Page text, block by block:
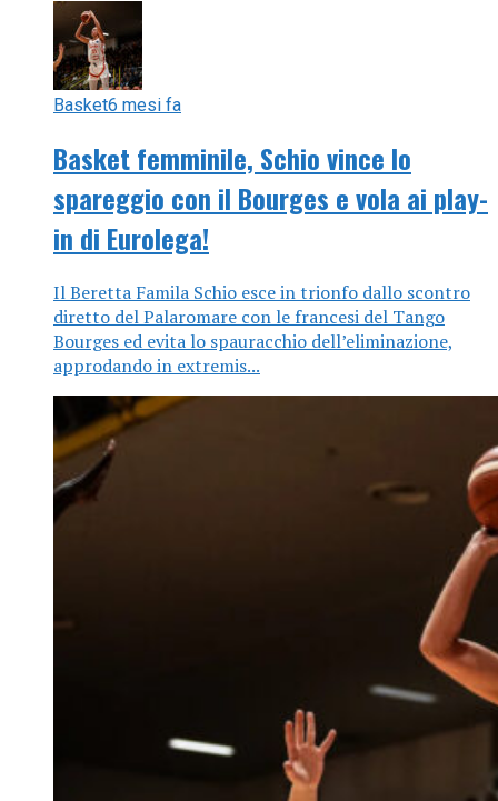
Basket6 mesi fa
Basket femminile, Schio vince lo
spareggio con il Bourges e vola ai play-
in di Eurolega!
Il Beretta Famila Schio esce in trionfo dallo scontro
diretto del Palaromare con le francesi del Tango
Bourges ed evita lo spauracchio dell’eliminazione,
approdando in extremis...